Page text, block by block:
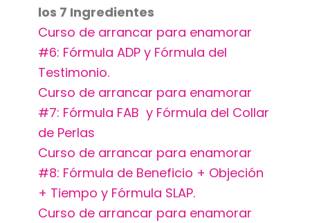
los 7 Ingredientes
Curso de arrancar para enamorar
#6: Fórmula ADP y Fórmula del
Testimonio.
Curso de arrancar para enamorar
#7: Fórmula FAB y Fórmula del Collar
de Perlas
Curso de arrancar para enamorar
#8: Fórmula de Beneficio + Objeción
+ Tiempo y Fórmula SLAP.
Curso de arrancar para enamorar